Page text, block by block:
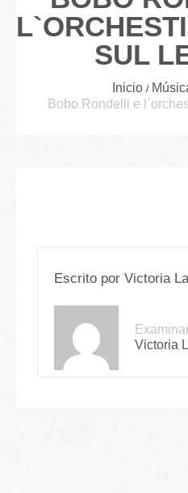
SUL
Inicio
Bobo Rondelli e
Escrito por Victoria
Victoria